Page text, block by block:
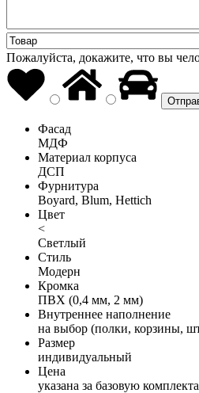
Пожалуйста, докажите, что вы
Фасад
МДФ
Материал корпуса
ДСП
Фурнитура
Boyard, Blum, Hettich
Цвет
<
Светлый
Стиль
Модерн
Кромка
ПВХ (0,4 мм, 2 мм)
Внутреннее наполнение
на выбор (полки, корзины,
Размер
индивидуальный
Цена
указана за базовую